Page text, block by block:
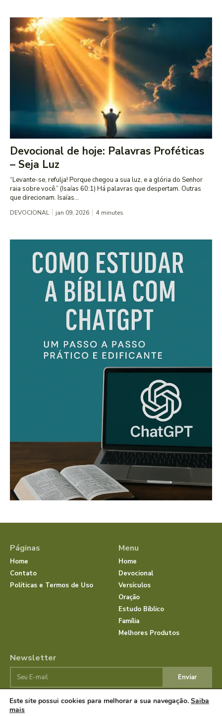
Devocional de hoje: Palavras Proféticas
– Seja Luz
“Levante-se, refulja! Porque chegou a sua luz, e a glória do Senhor
raia sobre você.” (Isaías 60:1) Há palavras que despertam. Outras
que direcionam. Isaías...
DEVOCIONAL jan 09, 2026 4 minutes
Páginas
Home
Contato
Políticas e Termos de Uso
Menu
Home
Devocional
Versículos
Oração
Estudo Bíblico
Família
Melhores Produtos
Newsletter
Enviar
© Dias com Jesus 2025 | Todos os direitos reservados.
Este site possui cookies para melhorar a sua navegação. Saiba
mais